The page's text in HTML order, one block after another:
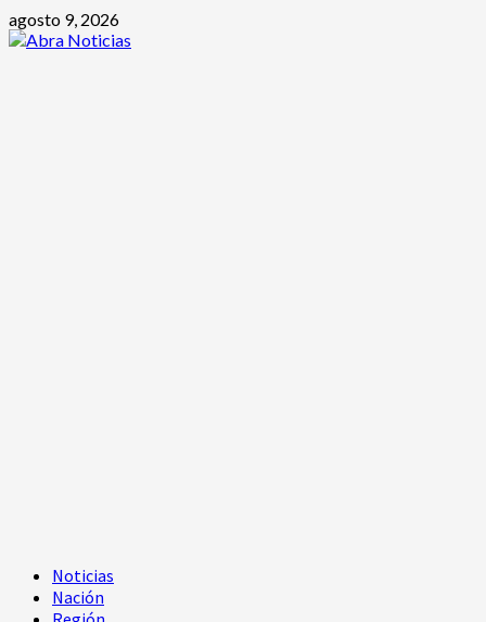
Saltar
al
agosto 9, 2026
Menú
principal
Noticias
Nación